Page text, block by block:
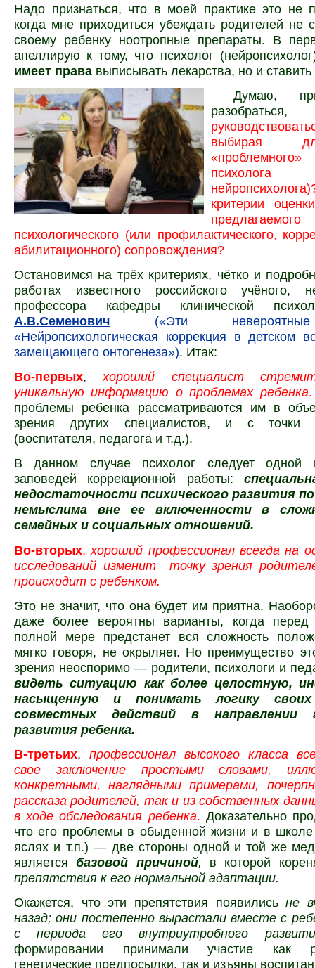
Надо признаться, что в моей практике это не
когда мне приходиться убеждать родителей не
своему ребенку ноотропные препараты. В
апеллирую к тому, что психолог
имеет права выписывать лекарства, но и ставить
Думаю,
выбирая
критерии
психологического (или профилактического,
абилитационного) сопровождения?
Остановимся на трёх критериях, чётко и
работах известного российского учёного,
профессора кафедры клинической
А.В.Семенович («Эти
«Нейропсихологическая коррекция в детском
замещающего онтогенеза»). Итак:
Во-первых,хороший специалист
уникальную информацию о проблемах ребенка.
проблемы ребенка рассматриваются им в
зрения других специалистов, и с точки
(воспитателя, педагога и т.д.).
В данном случае психолог следует одной
заповедей коррекционной работы:
недостаточности психического развития
немыслима вне ее включенности в
семейных и социальных отношений.
Во-вторых,хороший профессионал всегда на
исследований изменит точку зрения
происходит с ребенком.
Это не значит, что она будет им приятна.
даже более вероятны варианты, когда
полной мере предстанет вся сложность
мягко говоря, не окрыляет. Но преимущество
зрения неоспоримо — родители, психологи и
видеть ситуацию как более целостную,
насыщенную и понимать логику своих
совместных действий в направлении
развития ребенка.
В-третьих, профессионал высокого класса
свое заключение простыми словами,
конкретными, наглядными примерами,
рассказа родителей, так и из собственных
в ходе обследования ребенка. Доказательно
что его проблемы в обыденной жизни и в школе
яслях и т.п.) — две стороны одной и той же
являетсябазовой причиной, в которой
препятствия к его нормальной адаптации.
Окажется, что эти препятствия появилисьне
назад; они постепенно вырастали вместе с
с периода его внутриутробного
формировании принимали участие как
генетические предпосылки, так и изъяны